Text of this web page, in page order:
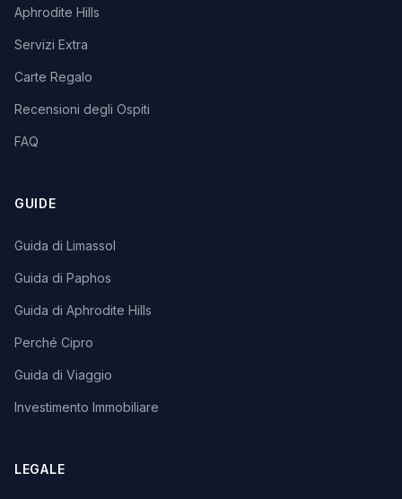
Aphrodite Hills
Servizi Extra
Carte Regalo
Recensioni degli Ospiti
FAQ
GUIDE
Guida di Limassol
Guida di Paphos
Guida di Aphrodite Hills
Perché Cipro
Guida di Viaggio
Investimento Immobiliare
LEGALE